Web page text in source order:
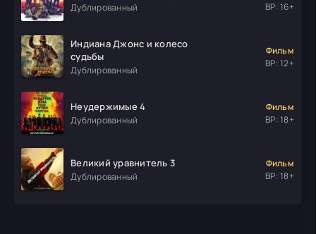
Дублированный
ВР: 16+
Индиана Джонс и колесо
судьбы
Дублированный
Фильм
ВР: 12+
Неудержимые 4
Дублированный
Фильм
ВР: 18+
Великий уравнитель 3
Дублированный
Фильм
ВР: 18+